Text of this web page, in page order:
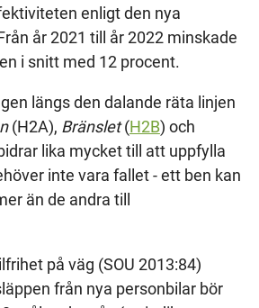
enligt den nya
år 2021 till år 2022 minskade
i snitt med 12 procent.
längs den dalande räta linjen
(H2A), Bränslet(H2B) och
lika mycket till att uppfylla
inte vara fallet - ett ben kan
än de andra till
på väg (SOU 2013:84)
från nya personbilar bör